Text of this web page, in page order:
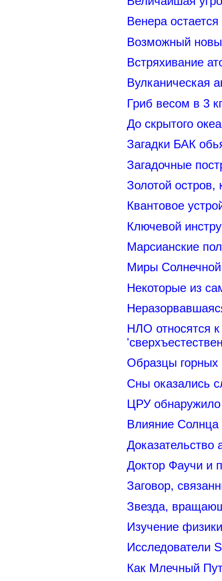
Венера
Возможный
Встряхивание
Вулканическая
Гриб весом в 3
До скрытого
Загадки БАК
Загадочные
Золотой остров,
Квантовое
Ключевой
Марсианские
Миры
Некоторые из
НЛО относятся к
Образцы горных
Сны оказались
ЦРУ обнаружило
Влияние
Доказательство
Доктор Фаучи и
Заговор,
Звезда,
Изучение
Исследователи
Как Млечный